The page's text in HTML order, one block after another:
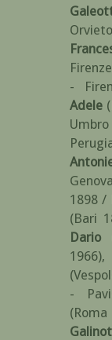
-
Adele
1898 /
(Bari
Dario
1966)
-